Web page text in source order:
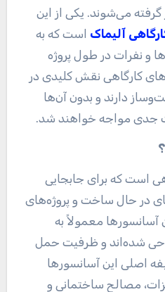
گرفته می‌شوند. یکی از این
آلیماک است که به
و نفرات در طول پروژه
کارگاهی نقش کلیدی در
دارند و بدون آن‌ها
جدی مواجه خواهند شد.
است که برای جابجایی
در حال ساخت و پروژه‌های
آسانسورها معمولاً به
شده‌اند و ظرفیت حمل
اصلی این آسانسورها
مصالح ساختمانی و